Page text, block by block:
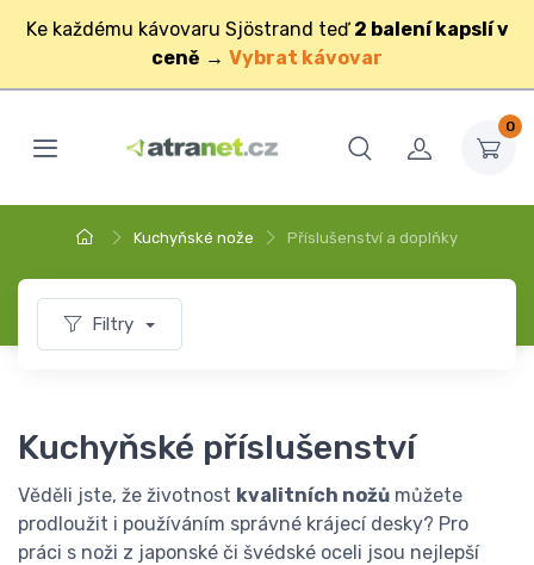
Ke každému kávovaru Sjöstrand teď 2 balení kapslí v
ceně → Vybrat kávovar
0
Kuchyňské nože Příslušenství a doplňky
Filtry
Kuchyňské příslušenství
Věděli jste, že životnost kvalitních nožů můžete
prodloužit i používáním správné krájecí desky? Pro
práci s noži z japonské či švédské oceli jsou nejlepší